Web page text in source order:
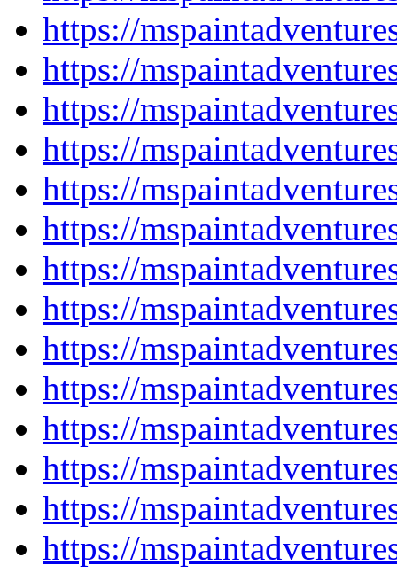
https://
https://
https://
https://
https://
https://
https://
https://
https://
https://
https://
https://
https://
https://